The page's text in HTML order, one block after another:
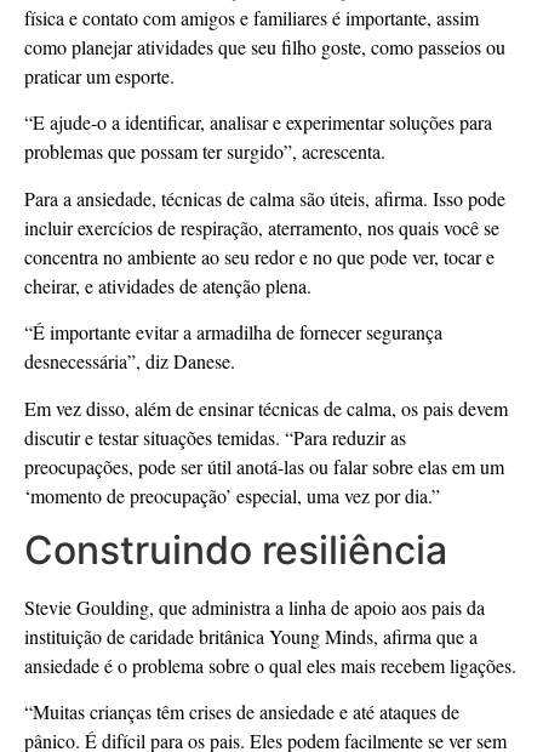
física e contato com amigos e familiares é importante, assim
como planejar atividades que seu filho goste, como passeios ou
praticar um esporte.
“E ajude-o a identificar, analisar e experimentar soluções para
problemas que possam ter surgido”, acrescenta.
Para a ansiedade, técnicas de calma são úteis, afirma. Isso pode
incluir exercícios de respiração, aterramento, nos quais você se
concentra no ambiente ao seu redor e no que pode ver, tocar e
cheirar, e atividades de atenção plena.
“É importante evitar a armadilha de fornecer segurança
desnecessária”, diz Danese.
Em vez disso, além de ensinar técnicas de calma, os pais devem
discutir e testar situações temidas. “Para reduzir as
preocupações, pode ser útil anotá-las ou falar sobre elas em um
‘momento de preocupação’ especial, uma vez por dia.”
Construindo resiliência
Stevie Goulding, que administra a linha de apoio aos pais da
instituição de caridade britânica Young Minds, afirma que a
ansiedade é o problema sobre o qual eles mais recebem ligações.
“Muitas crianças têm crises de ansiedade e até ataques de
pânico. É difícil para os pais. Eles podem facilmente se ver sem